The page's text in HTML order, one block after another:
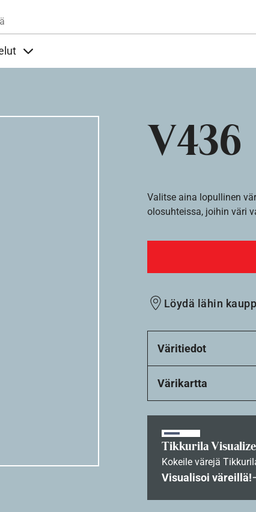
V436
Valitse aina lopullinen
olosuhteissa, joihin väri
Löydä lähin
Väritiedot
Värikartta
Tikkurila
Kokeile värejä
Visualisoi väreillä!